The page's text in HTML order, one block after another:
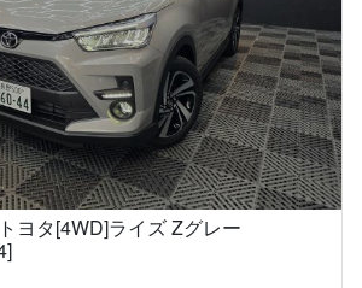
ヨタ[4WD]ライズ Zグレー